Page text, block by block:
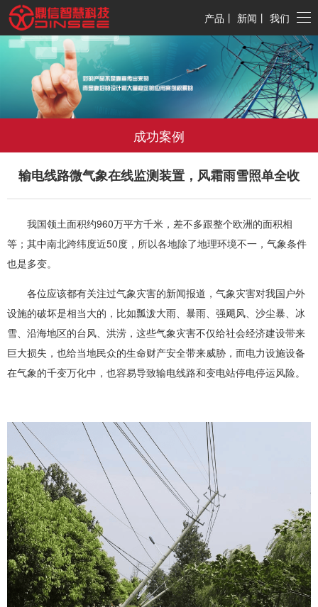
产品 丨 新闻 丨 我们
成功案例
输电线路微气象在线监测装置，风霜雨雪照单全收
我国领土面积约960万平方千米，差不多跟整个欧洲的面积相
等；其中南北跨纬度近50度，所以各地除了地理环境不一，气象条件
也是多变。
各位应该都有关注过气象灾害的新闻报道，气象灾害对我国户外
设施的破坏是相当大的，比如瓢泼大雨、暴雨、强飓风、沙尘暴、冰
雪、沿海地区的台风、洪涝，这些气象灾害不仅给社会经济建设带来
巨大损失，也给当地民众的生命财产安全带来威胁，而电力设施设备
在气象的千变万化中，也容易导致输电线路和变电站停电停运风险。